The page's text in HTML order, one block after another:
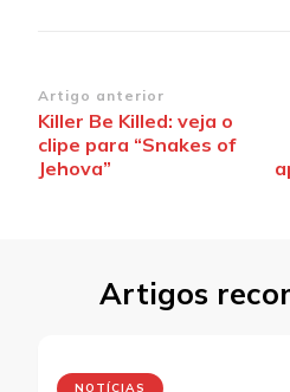
Navegação
de
post
Artigo anterior
Killer Be Killed: veja o
clipe para “Snakes of
Jehova”
Artigos
NOTÍCIAS